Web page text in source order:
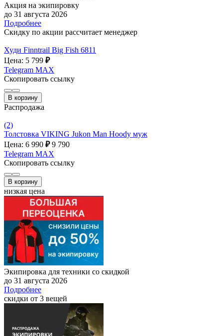
Акция на экипировку
до 31 августа 2026
Подробнее
Скидку по акции рассчитает менеджер
Худи Finntrail Big Fish 6811
Цена: 5 799 ₽
Telegram MAX
Скопировать ссылку
В корзину
Распродажа
(2)
Толстовка VIKING Jukon Man Hoody муж
Цена: 6 990 ₽ 9 790
Telegram MAX
Скопировать ссылку
В корзину
низкая цена
Экипировка для техники со скидкой
до 31 августа 2026
Подробнее
скидки от 3 вещей